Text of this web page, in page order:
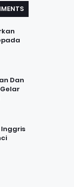
Dan
Inggris